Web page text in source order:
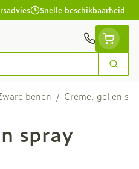
Snelle beschikbaarheid
Zoek
benen / Creme, gel en
spray